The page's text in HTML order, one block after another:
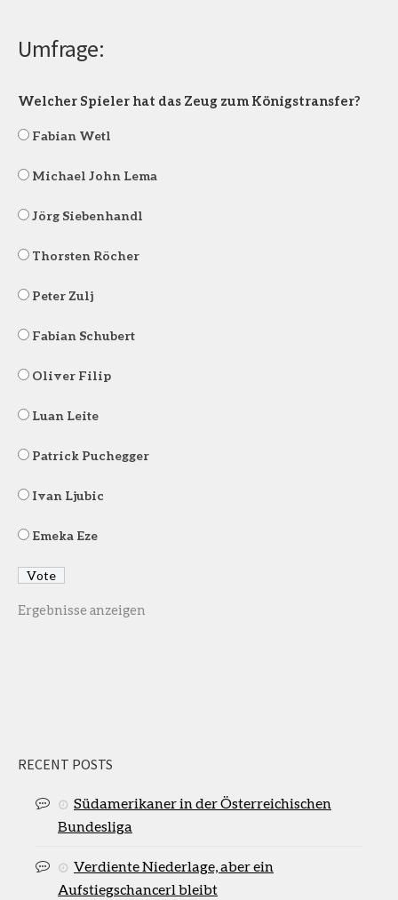
Umfrage:
Welcher Spieler hat das Zeug zum Königstransfer?
Fabian Wetl
Michael John Lema
Jörg Siebenhandl
Thorsten Röcher
Peter Zulj
Fabian Schubert
Oliver Filip
Luan Leite
Patrick Puchegger
Ivan Ljubic
Emeka Eze
Ergebnisse anzeigen
RECENT POSTS
Südamerikaner in der Österreichischen
Bundesliga
Verdiente Niederlage, aber ein
Aufstiegschancerl bleibt